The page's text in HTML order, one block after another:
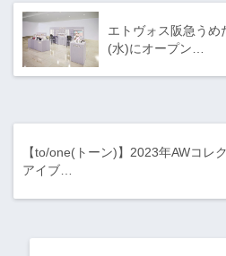
エトヴォス阪急うめ
(水)にオープン…
【to/one(トーン)】2023年AWコレ
アイブ…